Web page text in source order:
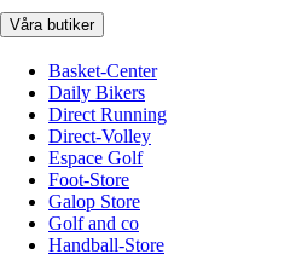
Våra butiker
Basket-Center
Daily Bikers
Direct Running
Direct-Volley
Espace Golf
Foot-Store
Galop Store
Golf and co
Handball-Store